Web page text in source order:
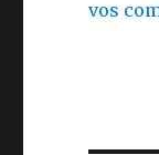
vos